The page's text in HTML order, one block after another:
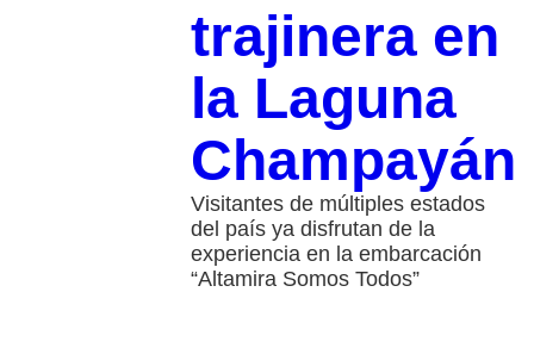
trajinera en
la Laguna
Champayán
Visitantes de múltiples estados
del país ya disfrutan de la
experiencia en la embarcación
“Altamira Somos Todos”